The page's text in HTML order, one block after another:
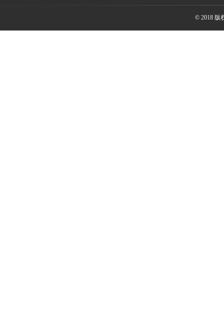
© 2018 版